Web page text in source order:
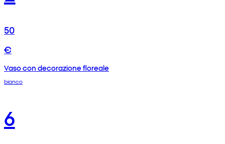
50
€
Vaso con decorazione floreale
bianco
6